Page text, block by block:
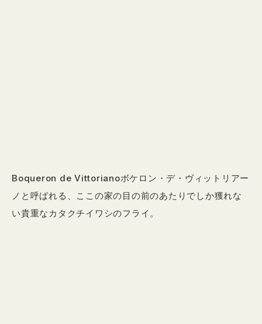
Boqueron de Vittorianoボケロン・デ・ヴィットリアー
ノと呼ばれる、ここの家の目の前のあたりでしか獲れな
い貴重なカタクチイワシのフライ。